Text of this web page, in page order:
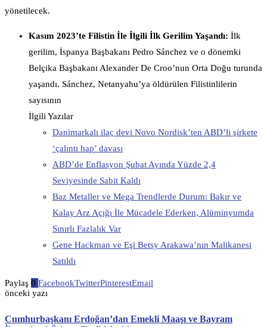
yönetilecek.
Kasım 2023’te Filistin İle İlgili İlk Gerilim Yaşandı: İlk
gerilim, İspanya Başbakanı Pedro Sánchez ve o dönemki
Belçika Başbakanı Alexander De Croo’nun Orta Doğu turunda
yaşandı. Sánchez, Netanyahu’ya öldürülen Filistinlilerin
sayısının
İlgili Yazılar
Danimarkalı ilaç devi Novo Nordisk’ten ABD’li şirkete
‘çalıntı hap’ davası
ABD’de Enflasyon Şubat Ayında Yüzde 2,4
Seviyesinde Sabit Kaldı
Baz Metaller ve Mega Trendlerde Durum: Bakır ve
Kalay Arz Açığı İle Mücadele Ederken, Alüminyumda
Sınırlı Fazlalık Var
Gene Hackman ve Eşi Betsy Arakawa’nın Malikanesi
Satıldı
Paylaş 0 FacebookTwitterPinterestEmail
önceki yazı
Cumhurbaşkanı Erdoğan’dan Emekli Maaşı ve Bayram